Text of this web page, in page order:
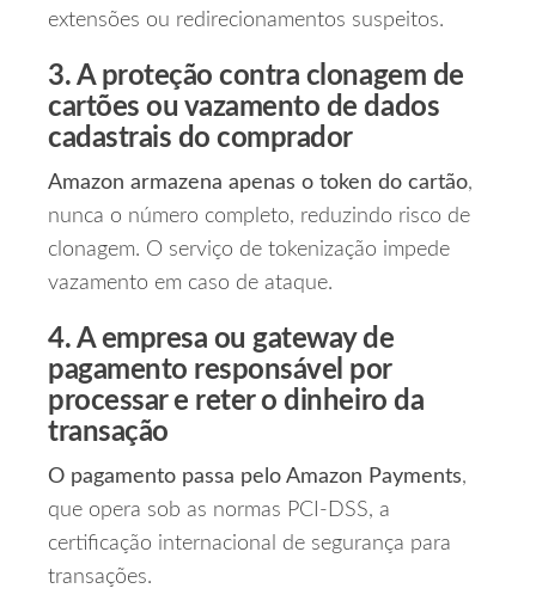
extensões ou redirecionamentos suspeitos.
3. A proteção contra clonagem de
cartões ou vazamento de dados
cadastrais do comprador
Amazon armazena apenas o token do cartão,
nunca o número completo, reduzindo risco de
clonagem. O serviço de tokenização impede
vazamento em caso de ataque.
4. A empresa ou gateway de
pagamento responsável por
processar e reter o dinheiro da
transação
O pagamento passa pelo Amazon Payments,
que opera sob as normas PCI‑DSS, a
certificação internacional de segurança para
transações.